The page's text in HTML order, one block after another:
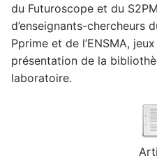
du Futuroscope et du
d’enseignants-chercheurs
Pprime et de l’ENSMA,
présentation de la
laboratoire.